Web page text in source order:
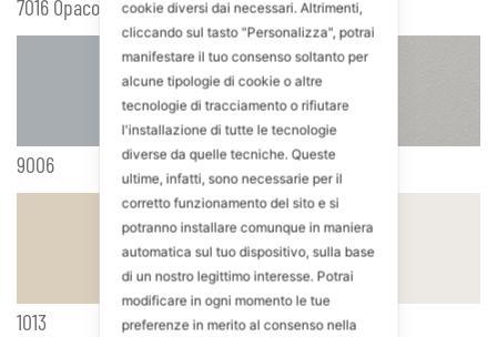
7016 Opaco 9007
9006 7035
1013 9016
cookie diversi dai necessari. Altrimenti,
cliccando sul tasto "Personalizza", potrai
manifestare il tuo consenso soltanto per
alcune tipologie di cookie o altre
tecnologie di tracciamento o rifiutare
l'installazione di tutte le tecnologie
diverse da quelle tecniche. Queste
ultime, infatti, sono necessarie per il
corretto funzionamento del sito e si
potranno installare comunque in maniera
automatica sul tuo dispositivo, sulla base
di un nostro legittimo interesse. Potrai
modificare in ogni momento le tue
preferenze in merito al consenso nella